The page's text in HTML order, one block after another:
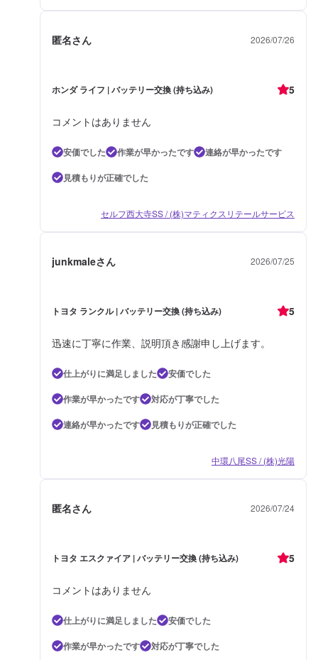
匿名さん 2026/07/26
ホンダ ライフ | バッテリー交換 (持ち込み) 5
コメントはありません
安価でした 作業が早かったです
連絡が早かったです
見積もりが正確でした
セルフ西大寺SS / (株)マティクスリテールサービス
junkmaleさん 2026/07/25
トヨタ ランクル | バッテリー交換 (持ち込み) 5
迅速に丁寧に作業、説明頂き感謝申し上げます。
仕上がりに満足しました
安価でした
作業が早かったです
対応が丁寧でした
連絡が早かったです
見積もりが正確でした
中環八尾SS / (株)光陽
匿名さん 2026/07/24
トヨタ エスクァイア | バッテリー交換 (持ち込み) 5
コメントはありません
仕上がりに満足しました
安価でした
作業が早かったです
対応が丁寧でした